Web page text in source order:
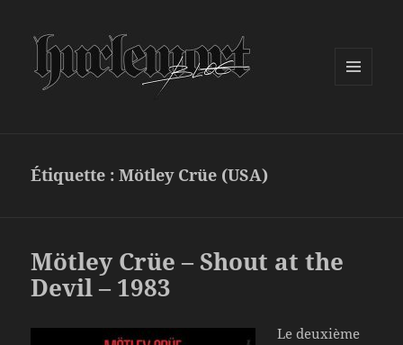
Étiquette :Mötley Crüe (USA)
Mötley Crüe – Shout at the
Devil – 1983
Le deuxième